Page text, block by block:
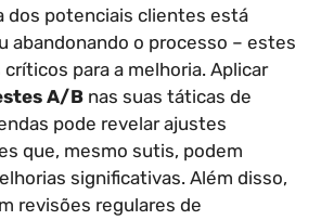
dos potenciais clientes está
abandonando o processo – estes
para a melhoria. Aplicar
A/B nas suas táticas de
pode revelar ajustes
que, mesmo sutis, podem
significativas. Além disso,
revisões regulares de